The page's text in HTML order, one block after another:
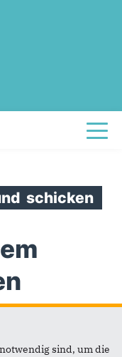
schicken
sind, um die